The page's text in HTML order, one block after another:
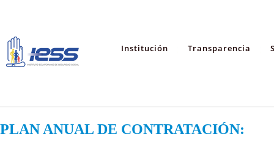
Institución Transparencia
PLAN ANUAL DE CONTRATACIÓN: